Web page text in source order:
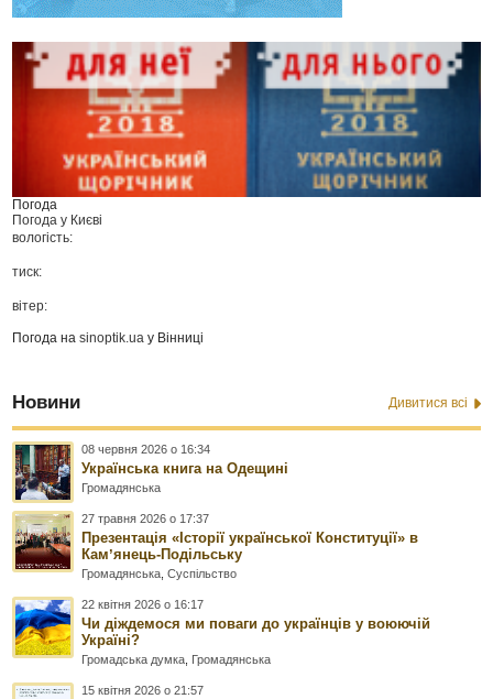
Погода
Погода у Києві
вологість:
тиск:
вітер:
Погода наsinoptik.ua у Вінниці
Новини Дивитися всі
08 червня 2026 о 16:34
Українська книга на Одещині
Громадянська
27 травня 2026 о 17:37
Презентація «Історії української Конституції» в
Камʼянець-Подільську
Громадянська ,Суспільство
22 квітня 2026 о 16:17
Чи діждемося ми поваги до українців у воюючій
Україні?
Громадська думка Громадянська
15 квітня 2026 о 21:57